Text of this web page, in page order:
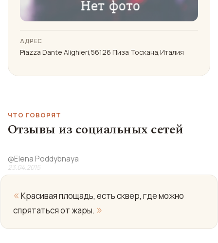
АДРЕС
Piazza Dante Alighieri,56126 Пиза Тоскана,Италия
ЧТО ГОВОРЯТ
Отзывы из социальных сетей
@Elena Poddybnaya
23.04.2015
« Красивая площадь, есть сквер, где можно
спрятаться от жары. »